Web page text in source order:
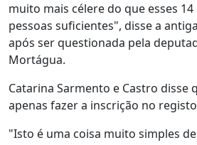
muito mais célere do que esses
pessoas suficientes", disse a
após ser questionada pela
Mortágua.
Catarina Sarmento e Castro disse
apenas fazer a inscrição no
"Isto é uma coisa muito simples